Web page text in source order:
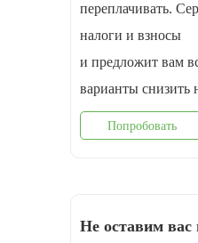
переплачивать.
налоги и взносы
и предложит вам
варианты снизить
Попробовать
Не оставим вас